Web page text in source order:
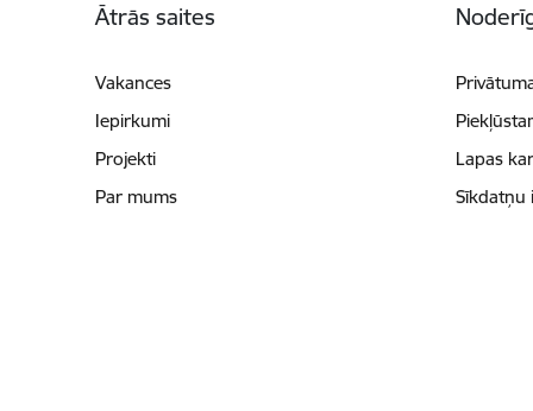
Ātrās saites
Vakances
Iepirkumi
Projekti
Par mums
Lapas
Sīkdatņu